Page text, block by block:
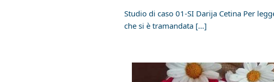
Studio di caso 01-SI Darija Cetina Per
che si è tramandata […]